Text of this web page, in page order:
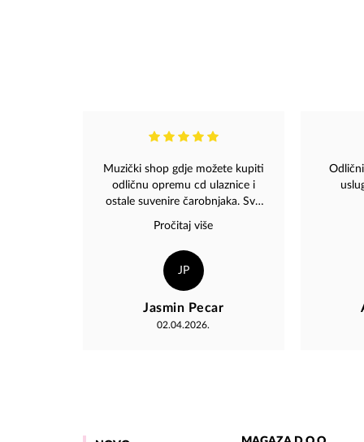
Muzički shop gdje možete kupiti
odličnu opremu cd ulaznice i
ostale suvenire čarobnjaka. Sve
pohvale za uslužno osoblje koje
uvijek da odličan svijet i uvijek se
potrudi oko kupaca usluga .
Svako dobro
Pročitaj više
JP
Jasmin Pecar
02.04.2026.